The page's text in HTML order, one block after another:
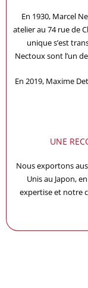
En 1930, Marcel
atelier au 74 rue de
unique s’est
Nectoux sont l’un
En 2019, Maxime
UNE
Nous exportons
Unis au Japon,
expertise et notre